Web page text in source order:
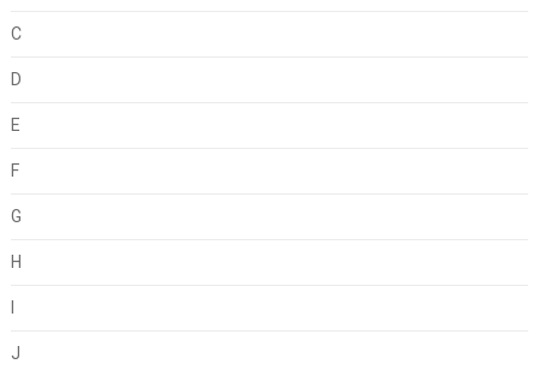
C
D
E
F
G
H
J